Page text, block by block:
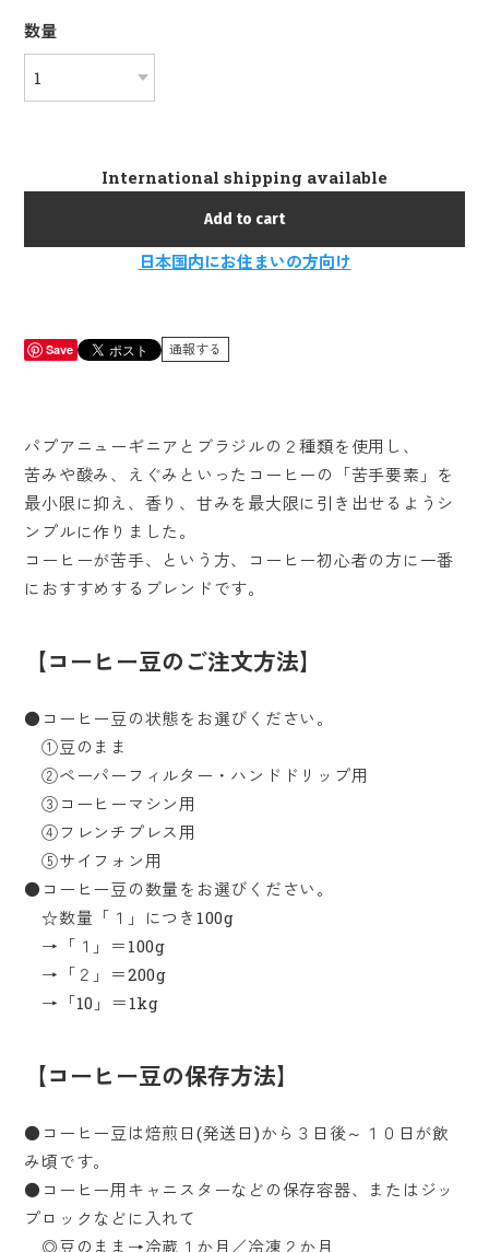
数量
International shipping available
Add to cart
日本国内にお住まいの方向け
Save 通報する
パプアニューギニアとブラジルの２種類を使用し、
苦みや酸み、えぐみといったコーヒーの「苦手要素」を
最小限に抑え、香り、甘みを最大限に引き出せるようシ
ンプルに作りました。
コーヒーが苦手、という方、コーヒー初心者の方に一番
におすすめするブレンドです。
【コーヒー豆のご注文方法】
●コーヒー豆の状態をお選びください。
①豆のまま
②ペーパーフィルター・ハンドドリップ用
③コーヒーマシン用
④フレンチプレス用
⑤サイフォン用
●コーヒー豆の数量をお選びください。
☆数量「１」につき100g
→「１」＝100g
→「２」＝200g
→「10」＝1kg
【コーヒー豆の保存方法】
●コーヒー豆は焙煎日(発送日)から３日後～１０日が飲
み頃です。
●コーヒー用キャニスターなどの保存容器、またはジッ
プロックなどに入れて
◎豆のまま→冷蔵１か月／冷凍２か月